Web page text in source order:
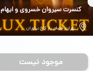
بلیط
کنسرت سیروان خسروی و ایهام
تهران، فضای باز کاخ نیاوران
موجود نیست